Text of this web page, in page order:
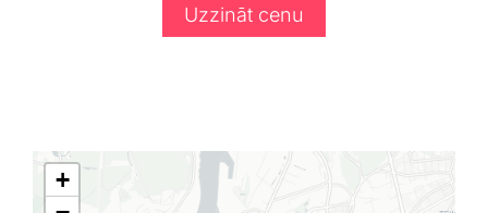
Uzzināt cenu
+